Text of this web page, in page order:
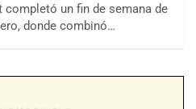
completó un fin de semana de
donde combinó…